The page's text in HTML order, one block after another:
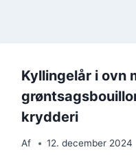
Kyllingelår i ovn
krydderi
Af 12. december 2024